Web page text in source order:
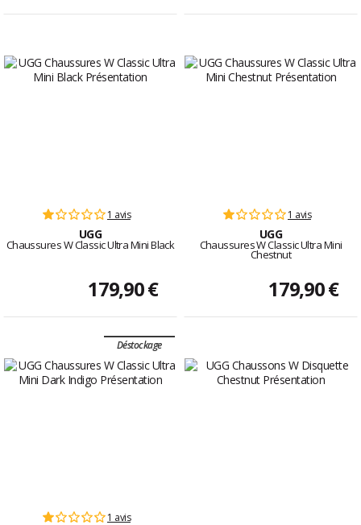
1 avis
UGG
Chaussures W Classic Ultra Mini Black
179,90 €
1 avis
UGG
Chaussures W Classic Ultra Mini
Chestnut
179,90 €
Déstockage
1 avis